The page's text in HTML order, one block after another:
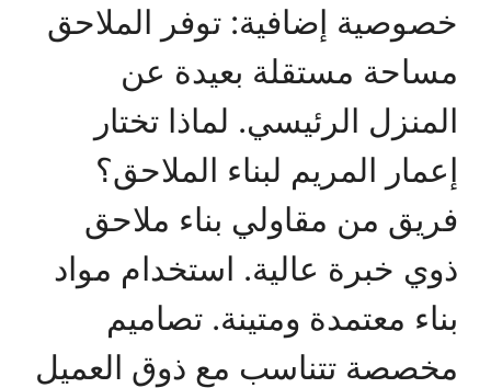
خصوصية إضافية: توفر الملاحق
مساحة مستقلة بعيدة عن
المنزل الرئيسي. لماذا تختار
إعمار المريم لبناء الملاحق؟
فريق من مقاولي بناء ملاحق
ذوي خبرة عالية. استخدام مواد
بناء معتمدة ومتينة. تصاميم
مخصصة تتناسب مع ذوق العميل